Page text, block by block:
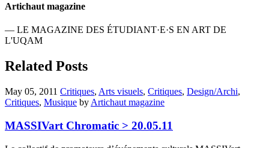
Artichaut magazine
— LE MAGAZINE DES ÉTUDIANT·E·S EN ART DE
L'UQAM
Related Posts
May 05, 2011 Critiques, Arts visuels, Critiques, Design/Archi,
Critiques, Musique by Artichaut magazine
MASSIVart Chromatic > 20.05.11